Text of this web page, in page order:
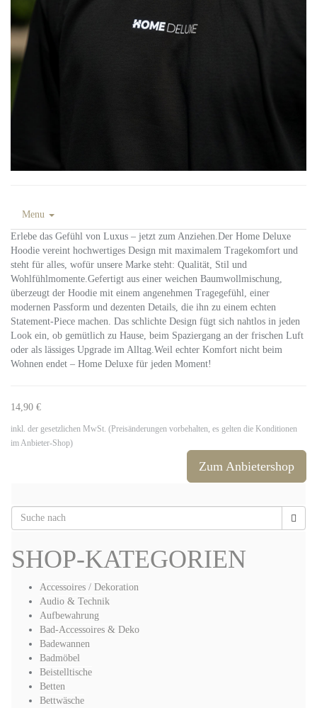
Menu
Erlebe das Gefühl von Luxus – jetzt zum Anziehen.Der Home Deluxe
Hoodie vereint hochwertiges Design mit maximalem Tragekomfort und
steht für alles, wofür unsere Marke steht: Qualität, Stil und
Wohlfühlmomente.Gefertigt aus einer weichen Baumwollmischung,
überzeugt der Hoodie mit einem angenehmen Tragegefühl, einer
modernen Passform und dezenten Details, die ihn zu einem echten
Statement-Piece machen. Das schlichte Design fügt sich nahtlos in jeden
Look ein, ob gemütlich zu Hause, beim Spaziergang an der frischen Luft
oder als lässiges Upgrade im Alltag.Weil echter Komfort nicht beim
Wohnen endet – Home Deluxe für jeden Moment!
14,90 €
inkl. der gesetzlichen MwSt. (Preisänderungen vorbehalten, es gelten die Konditionen
im Anbieter-Shop)
Zum Anbietershop
SHOP-KATEGORIEN
Accessoires / Dekoration
Audio & Technik
Aufbewahrung
Bad-Accessoires & Deko
Badewannen
Badmöbel
Beistelltische
Betten
Bettwäsche